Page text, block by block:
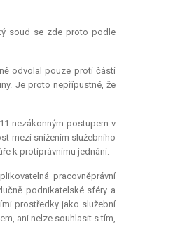
soud se zde proto podle
odvolal pouze proti části
Je proto nepřípustné, že
nezákonným postupem v
mezi snížením služebního
k protiprávnímu jednání.
pracovněprávní
podnikatelské sféry a
prostředky jako služební
ani nelze souhlasit s tím,